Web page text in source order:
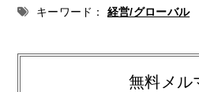
キーワード：
経営/グローバル
無料メル